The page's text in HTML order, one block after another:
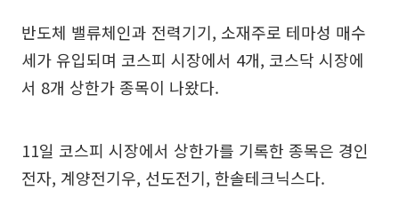
반도체 밸류체인과 전력기기, 소재주로 테마성 매수
세가 유입되며 코스피 시장에서 4개, 코스닥 시장에
서 8개 상한가 종목이 나왔다.
11일 코스피 시장에서 상한가를 기록한 종목은 경인
전자, 계양전기우, 선도전기, 한솔테크닉스다.